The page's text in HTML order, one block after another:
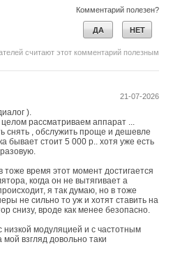
Комментарий полезен?
ДА НЕТ
считают этот комментарий полезным
21-07-2026
).
рассматриваем аппарат ...
снять , обслужить проще и дешевле
бывает стоит 5 000 р.. хотя уже есть
время этот момент достигается
когда он не вытягивает а
я так думаю, но в тоже
не сильно то уж и хотят ставить на
снизу, вроде как менее безопасно.
низкой модуляцией и с частотным
взгляд довольно таки